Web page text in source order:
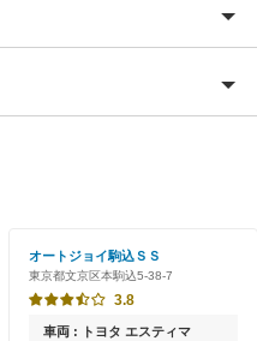
オートジョイ駒込ＳＳ
東京都文京区本駒込5-38-7
3.8
車両 : トヨタ エスティマ